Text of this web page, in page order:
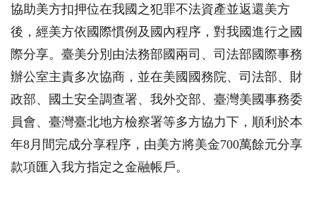
協助美方扣押位在我國之犯罪不法資產並返還美方
後，經美方依國際慣例及國內程序，對我國進行之國
際分享。臺美分別由法務部國兩司、司法部國際事務
辦公室主責多次協商，並在美國國務院、司法部、財
政部、國土安全調查署、我外交部、臺灣美國事務委
員會、臺灣臺北地方檢察署等多方協力下，順利於本
年8 月間完成分享程序，由美方將美金700萬餘元分享
款項匯入我方指定之金融帳戶。